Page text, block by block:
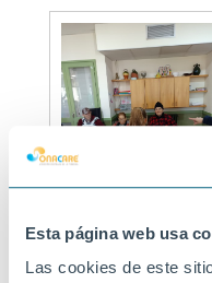
Esta página web usa
Las cookies de este